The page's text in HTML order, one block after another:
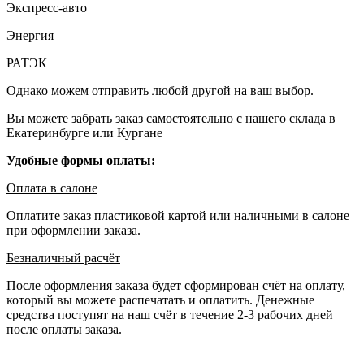
Экспресс-авто
Энергия
РАТЭК
Однако можем отправить любой другой на ваш выбор.
Вы можете забрать заказ самостоятельно с нашего склада в
Екатеринбурге или Кургане
Удобные формы оплаты:
Оплата в салоне
Оплатите заказ пластиковой картой или наличными в салоне
при оформлении заказа.
Безналичный расчёт
После оформления заказа будет сформирован счёт на оплату,
который вы можете распечатать и оплатить. Денежные
средства поступят на наш счёт в течение 2-3 рабочих дней
после оплаты заказа.